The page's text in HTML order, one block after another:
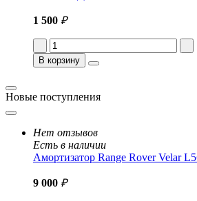
1 500 ₽
В корзину
Новые поступления
Нет отзывов
Есть в наличии
Амортизатор Range Rover Velar
9 000 ₽